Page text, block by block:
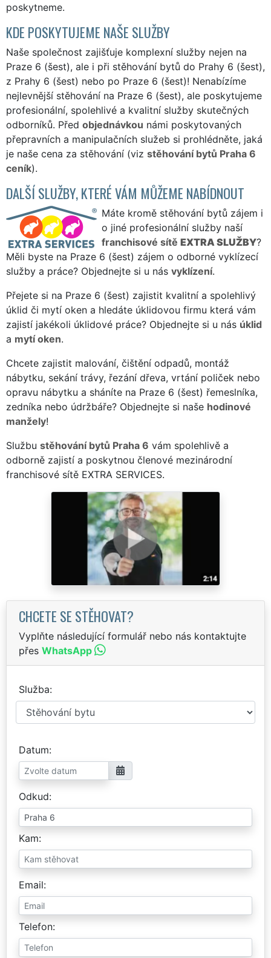
poskytneme.
KDE POSKYTUJEME NAŠE SLUŽBY
Naše společnost zajišťuje komplexní služby nejen na
Praze 6 (šest), ale i při stěhování bytů do Prahy 6 (šest),
z Prahy 6 (šest) nebo po Praze 6 (šest)! Nenabízíme
nejlevnější stěhování na Praze 6 (šest), ale poskytujeme
profesionální, spolehlivé a kvalitní služby skutečných
odborníků. Před objednávkou námi poskytovaných
přepravních a manipulačních služeb si prohlédněte, jaká
je naše cena za stěhování (viz stěhování bytů Praha 6
ceník).
DALŠÍ SLUŽBY, KTERÉ VÁM MŮŽEME NABÍDNOUT
Máte kromě stěhování bytů zájem i
o jiné profesionální služby naší
franchisové sítě EXTRA SLUŽBY?
Měli byste na Praze 6 (šest) zájem o odborné vyklízecí
služby a práce? Objednejte si u nás vyklízení.
Přejete si na Praze 6 (šest) zajistit kvalitní a spolehlivý
úklid či mytí oken a hledáte úklidovou firmu která vám
zajistí jakékoli úklidové práce? Objednejte si u nás úklid
a mytí oken.
Chcete zajistit malování, čištění odpadů, montáž
nábytku, sekání trávy, řezání dřeva, vrtání poliček nebo
opravu nábytku a sháníte na Praze 6 (šest) řemeslníka,
zedníka nebo údržbáře? Objednejte si naše hodinové
manžely!
Službu stěhování bytů Praha 6 vám spolehlivě a
odborně zajistí a poskytnou členové mezinárodní
franchisové sítě EXTRA SERVICES.
CHCETE SE STĚHOVAT?
Vyplňte následující formulář nebo nás kontaktujte
přes WhatsApp
Služba
Datum
Odkud
Kam
Email
Telefon